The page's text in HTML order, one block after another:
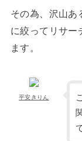
その為、沢山あ
に絞ってリサー
ます。
平安きりん